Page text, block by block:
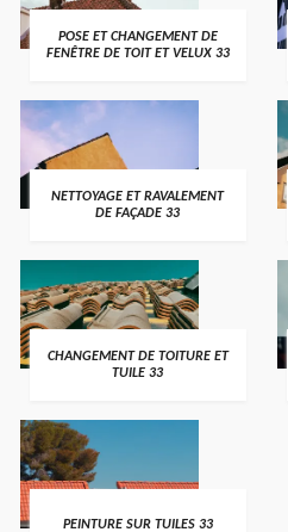
POSE ET CHANGEMENT DE
FENÊTRE DE TOIT ET VELUX 33
NETTOYAGE ET RAVALEMENT
DE FAÇADE 33
CHANGEMENT DE TOITURE ET
TUILE 33
PEINTURE SUR TUILES 33